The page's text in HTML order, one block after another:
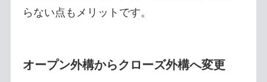
らない点もメリットです。
オープン外構からクローズ外構へ変更